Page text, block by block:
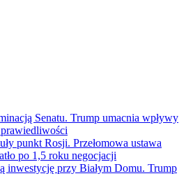
Senatu. Trump umacnia wpływy
punkt Rosji. Przełomowa ustawa
po 1,5 roku negocjacji
inwestycję przy Białym Domu. Trump